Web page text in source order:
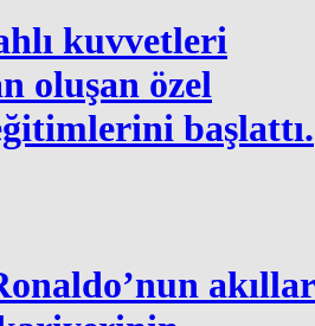
kuvvetleri
oluşan özel
başlattı.